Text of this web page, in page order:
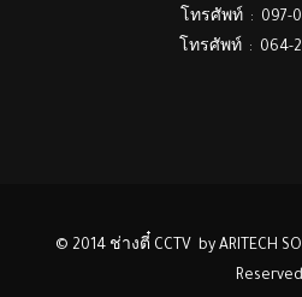
โทรศัพท์ : 097-
โทรศัพท์ : 064-
© 2014 ช่างตี๋ CCTV by ARITECH
Reserved